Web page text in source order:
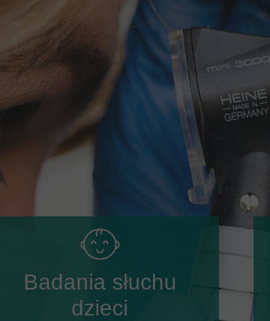
Badania słuchu
dzieci